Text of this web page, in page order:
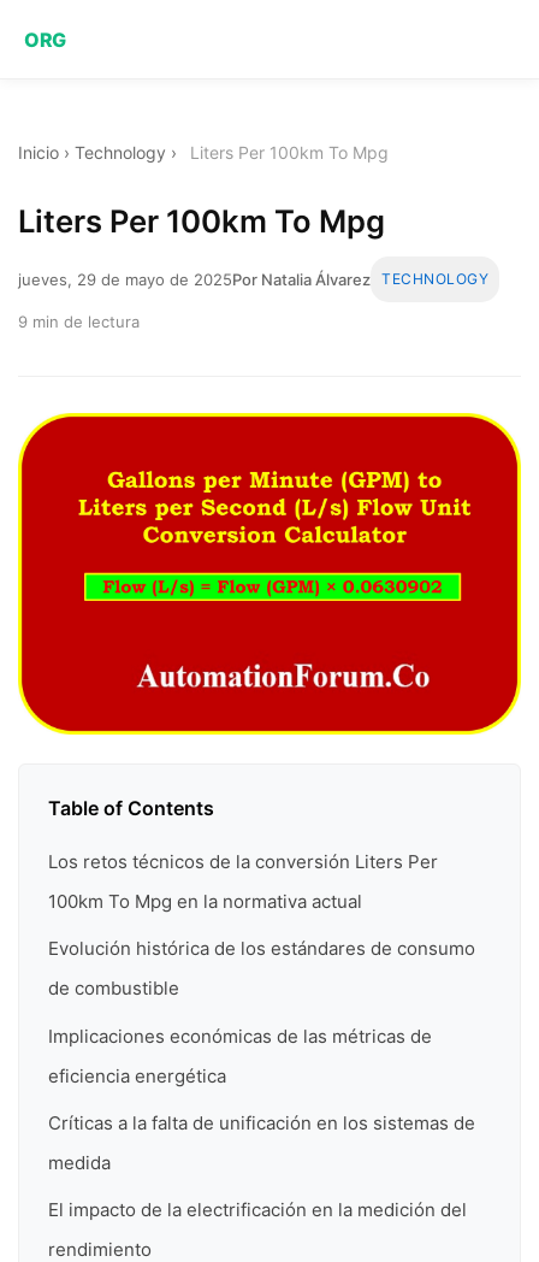
ORG
Inicio › Technology › Liters Per 100km To Mpg
Liters Per 100km To Mpg
jueves, 29 de mayo de 2025Por Natalia Álvarez TECHNOLOGY
9 min de lectura
Table of Contents
Los retos técnicos de la conversión Liters Per
100km To Mpg en la normativa actual
Evolución histórica de los estándares de consumo
de combustible
Implicaciones económicas de las métricas de
eficiencia energética
Críticas a la falta de unificación en los sistemas de
medida
El impacto de la electrificación en la medición del
rendimiento